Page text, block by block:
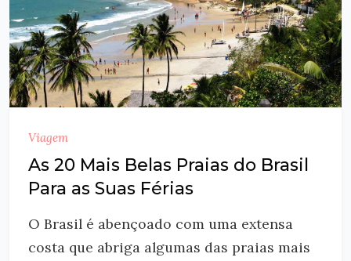
Viagem
As 20 Mais Belas Praias do Brasil
Para as Suas Férias
O Brasil é abençoado com uma extensa
costa que abriga algumas das praias mais